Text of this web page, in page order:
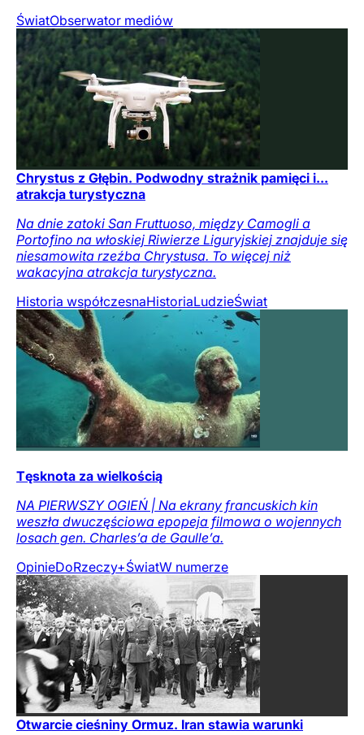
ŚwiatObserwator mediów
Chrystus z Głębin. Podwodny strażnik pamięci i...
atrakcja turystyczna
Na dnie zatoki San Fruttuoso, między Camogli a
Portofino na włoskiej Riwierze Liguryjskiej znajduje się
niesamowita rzeźba Chrystusa. To więcej niż
wakacyjna atrakcja turystyczna.
Historia współczesnaHistoriaLudzieŚwiat
Tęsknota za wielkością
NA PIERWSZY OGIEŃ | Na ekrany francuskich kin
weszła dwuczęściowa epopeja filmowa o wojennych
losach gen. Charles’a de Gaulle’a.
OpinieDoRzeczy+ŚwiatW numerze
Otwarcie cieśniny Ormuz. Iran stawia warunki